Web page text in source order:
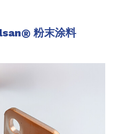
® 粉末涂料